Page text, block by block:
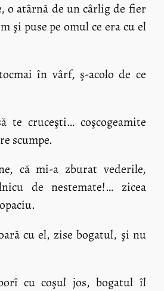
o atârnă de un cârlig de fier
şi puse pe omul ce era cu el
în vârf, ş-acolo de ce
te cruceşti… coşcogeamite
scumpe.
că mi-a zburat vederile,
de nestemate!… zicea
cu el, zise bogatul, şi nu
cu coşul jos, bogatul îl